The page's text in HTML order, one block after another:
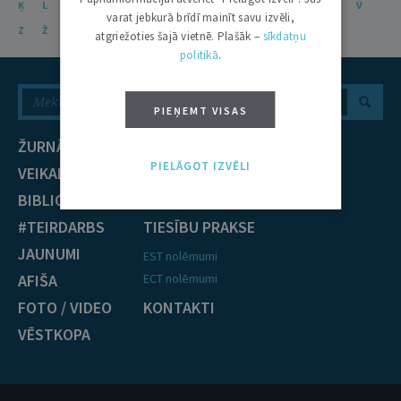
Ķ
L M N Ņ O P R S Š T U
V
Z
Ž
ŽURNĀLS
VEIKALS
BIBLIOTĒKA
#TEIRDARBS
JAUNUMI
AFIŠA
FOTO / VIDEO
VĒSTKOPA
Civiltiesības
TIESĪBU PRAKSE
EST nolēmumi
ECT nolēmumi
KONTAKTI
varat jebkurā brīdī mainīt savu izvēli,
atgriežoties šajā vietnē. Plašāk – sīkdatņu
politikā.
PIEŅEMT VISAS
PIELĀGOT IZVĒLI